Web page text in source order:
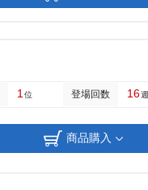
1 位 登場回数 16週
商品購入